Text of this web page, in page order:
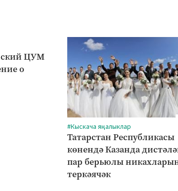
ЦУМ
о
#Кыскача яңалыклар
Татарстан Республикасы
көнендә Казанда
пар берьюлы
теркәячәк